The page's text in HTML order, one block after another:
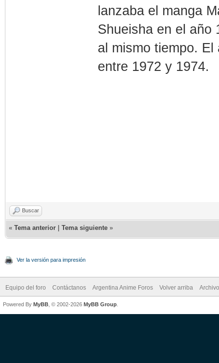
lanzaba el manga
Shueisha en el año
al mismo tiempo.
entre 1972 y 1974.
Buscar
« Tema anterior Tema siguiente »
Ver la versión para impresión
Equipo del foro Contáctanos Argentina Anime Foros Volver arriba
Powered By MyBB , © 2002-2026 MyBB Group